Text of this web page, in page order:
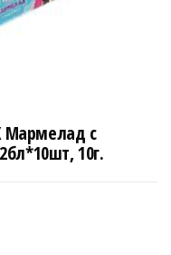
Мармелад с
10г.